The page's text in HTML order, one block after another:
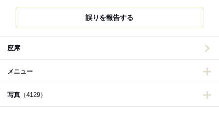
誤りを報告する
座席
メニュー
写真 （4129）